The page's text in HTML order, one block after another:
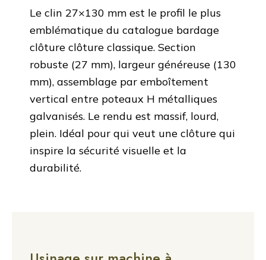
Le clin 27×130 mm est le profil le plus
emblématique du catalogue bardage
clôture clôture classique. Section
robuste (27 mm), largeur généreuse (130
mm), assemblage par emboîtement
vertical entre poteaux H métalliques
galvanisés. Le rendu est massif, lourd,
plein. Idéal pour qui veut une clôture qui
inspire la sécurité visuelle et la
durabilité.